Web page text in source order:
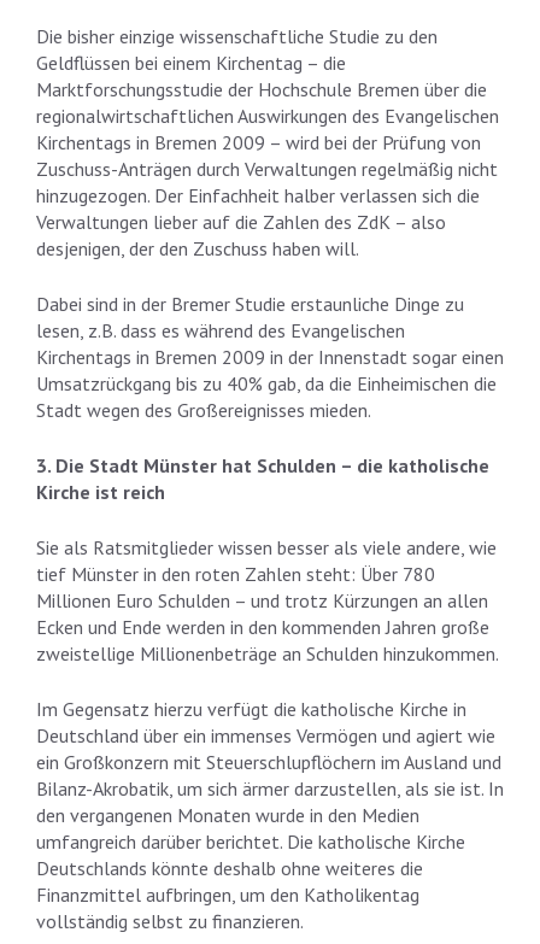
Die bisher einzige wissenschaftliche Studie zu den
Geldflüssen bei einem Kirchentag – die
Marktforschungsstudie der Hochschule Bremen über die
regionalwirtschaftlichen Auswirkungen des Evangelischen
Kirchentags in Bremen 2009 – wird bei der Prüfung von
Zuschuss-Anträgen durch Verwaltungen regelmäßig nicht
hinzugezogen. Der Einfachheit halber verlassen sich die
Verwaltungen lieber auf die Zahlen des ZdK – also
desjenigen, der den Zuschuss haben will.
Dabei sind in der Bremer Studie erstaunliche Dinge zu
lesen, z.B. dass es während des Evangelischen
Kirchentags in Bremen 2009 in der Innenstadt sogar einen
Umsatzrückgang bis zu 40% gab, da die Einheimischen die
Stadt wegen des Großereignisses mieden.
3. Die Stadt Münster hat Schulden – die katholische
Kirche ist reich
Sie als Ratsmitglieder wissen besser als viele andere, wie
tief Münster in den roten Zahlen steht: Über 780
Millionen Euro Schulden – und trotz Kürzungen an allen
Ecken und Ende werden in den kommenden Jahren große
zweistellige Millionenbeträge an Schulden hinzukommen.
Im Gegensatz hierzu verfügt die katholische Kirche in
Deutschland über ein immenses Vermögen und agiert wie
ein Großkonzern mit Steuerschlupflöchern im Ausland und
Bilanz-Akrobatik, um sich ärmer darzustellen, als sie ist. In
den vergangenen Monaten wurde in den Medien
umfangreich darüber berichtet. Die katholische Kirche
Deutschlands könnte deshalb ohne weiteres die
Finanzmittel aufbringen, um den Katholikentag
vollständig selbst zu finanzieren.